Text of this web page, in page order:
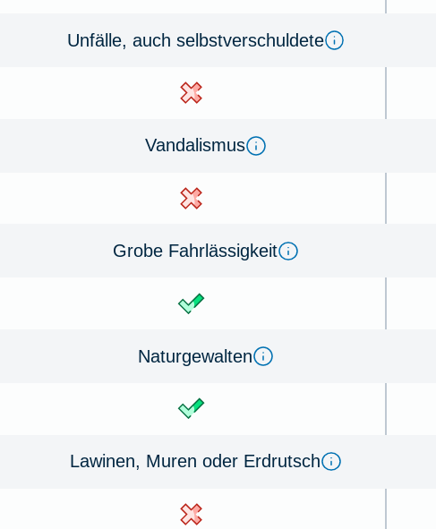
Un­fälle, auch selbst­ver­schul­de­te
Van­dal­is­mus
Gro­be Fahrl­ässig­keit
Na­tur­ge­wal­ten
La­winen, Mu­ren oder Erd­rutsch